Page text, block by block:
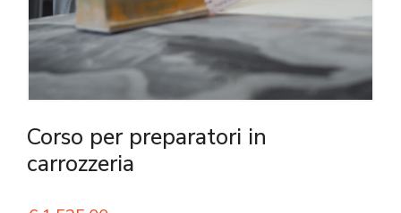
Corso per preparatori in
carrozzeria